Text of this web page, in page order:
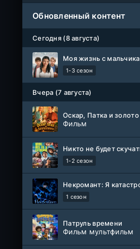
Обновленный контент
Сегодня (8 августа)
1-3 сезон
Вчера (7 августа)
Фильм
1-2 сезон
1 сезон
Патруль времени
Фильм мультфильм